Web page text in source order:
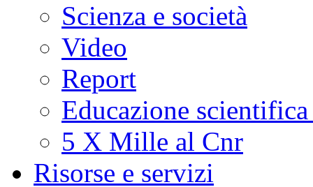
Scienza e società
Video
Report
Educazione
5 X Mille al Cnr
Risorse e servizi